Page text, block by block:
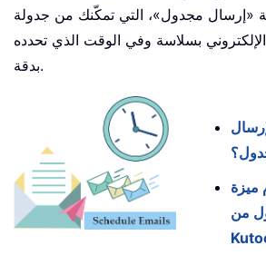
«إرسال مجدول»، التي تمكّنك من جدولة
الإلكتروني بسلاسة وفي الوقت الذي تحدده
بدقة.
ميزة
من